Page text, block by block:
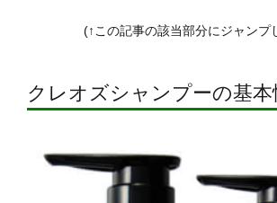
(↑この記事の該当部分にジャンプ
クレオズシャンプーの基本